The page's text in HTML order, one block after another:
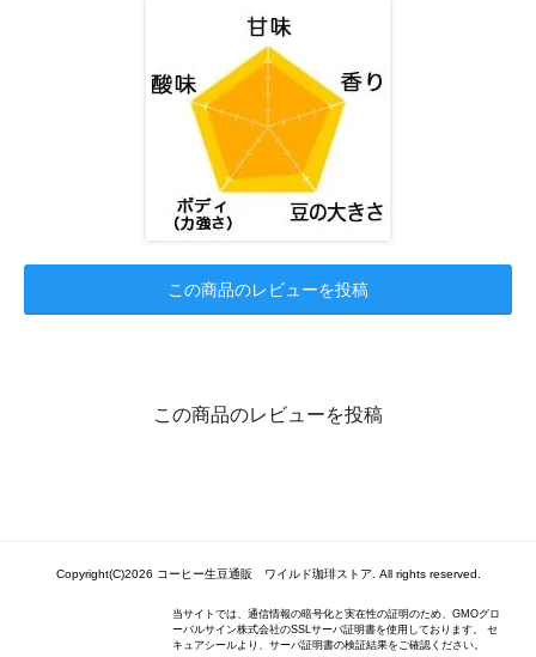
この商品のレビューを投稿
この商品のレビューを投稿
Copyright(C)2026 コーヒー生豆通販 ワイルド珈琲ストア. All rights reserved.
当サイトでは、通信情報の暗号化と実在性の証明のため、GMOグロ
ーバルサイン株式会社のSSLサーバ証明書を使用しております。 セ
キュアシールより、サーバ証明書の検証結果をご確認ください。